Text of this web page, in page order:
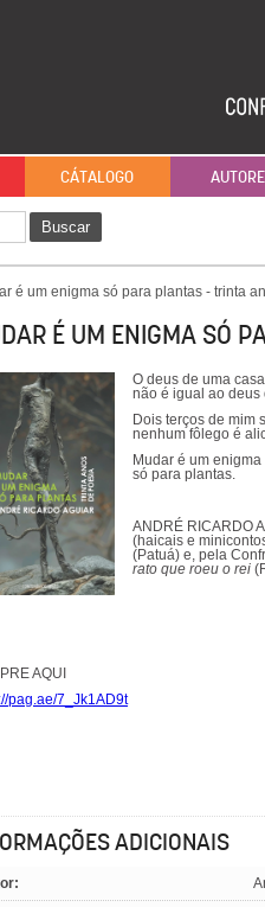
CÁTALOGO
Buscar
é um enigma só para plantas - trinta
É UM ENIGMA SÓ
O deus de uma casa
não é igual ao deus
Dois terços de mim
nenhum fôlego é
Mudar é um enigma
só para plantas.
ANDRÉ RICARDO
(haicais e
(Patuá) e, pela
rato que roeu o rei
AQUI
pag.ae/7_Jk1AD9t
ADICIONAIS